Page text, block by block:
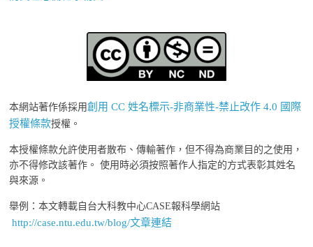
本網站著作係採用創用 CC 姓名標示-非商業性-禁止改作 4.0 國際
授權條款授權。
本授權條款允許使用者散布、傳輸著作，但不得為商業目的之使用，
亦不得修改該著作。 使用時必須按照著作人指定的方式表彰其姓名
與來源。
舉例：本文轉載自台大科教中心CASE報科學網站
http://case.ntu.edu.tw/blog/文章連結